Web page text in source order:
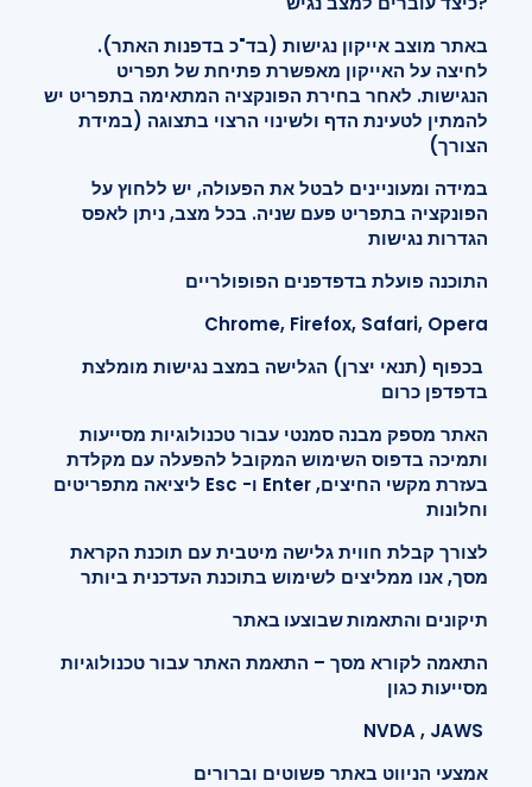
באתר מוצב אייקון נגישות (בד"כ בדפנות האתר).
לחיצה על האייקון מאפשרת פתיחת של תפריט
הנגישות. לאחר בחירת הפונקציה המתאימה בתפריט יש
להמתין לטעינת הדף ולשינוי הרצוי בתצוגה (במידת
הצורך)
במידה ומעוניינים לבטל את הפעולה, יש ללחוץ על
הפונקציה בתפריט פעם שניה. בכל מצב, ניתן לאפס
הגדרות נגישות
התוכנה פועלת בדפדפנים הפופולריים
Chrome, Firefox, Safari, Opera
בכפוף (תנאי יצרן) הגלישה במצב נגישות מומלצת
בדפדפן כרום
האתר מספק מבנה סמנטי עבור טכנולוגיות מסייעות
ותמיכה בדפוס השימוש המקובל להפעלה עם מקלדת
בעזרת מקשי החיצים, Enter ו- Esc ליציאה מתפריטים
וחלונות
לצורך קבלת חווית גלישה מיטבית עם תוכנת הקראת
מסך, אנו ממליצים לשימוש בתוכנת העדכנית ביותר
תיקונים והתאמות שבוצעו באתר
התאמה לקורא מסך – התאמת האתר עבור טכנולוגיות
מסייעות כגון
אמצעי הניווט באתר פשוטים וברורים